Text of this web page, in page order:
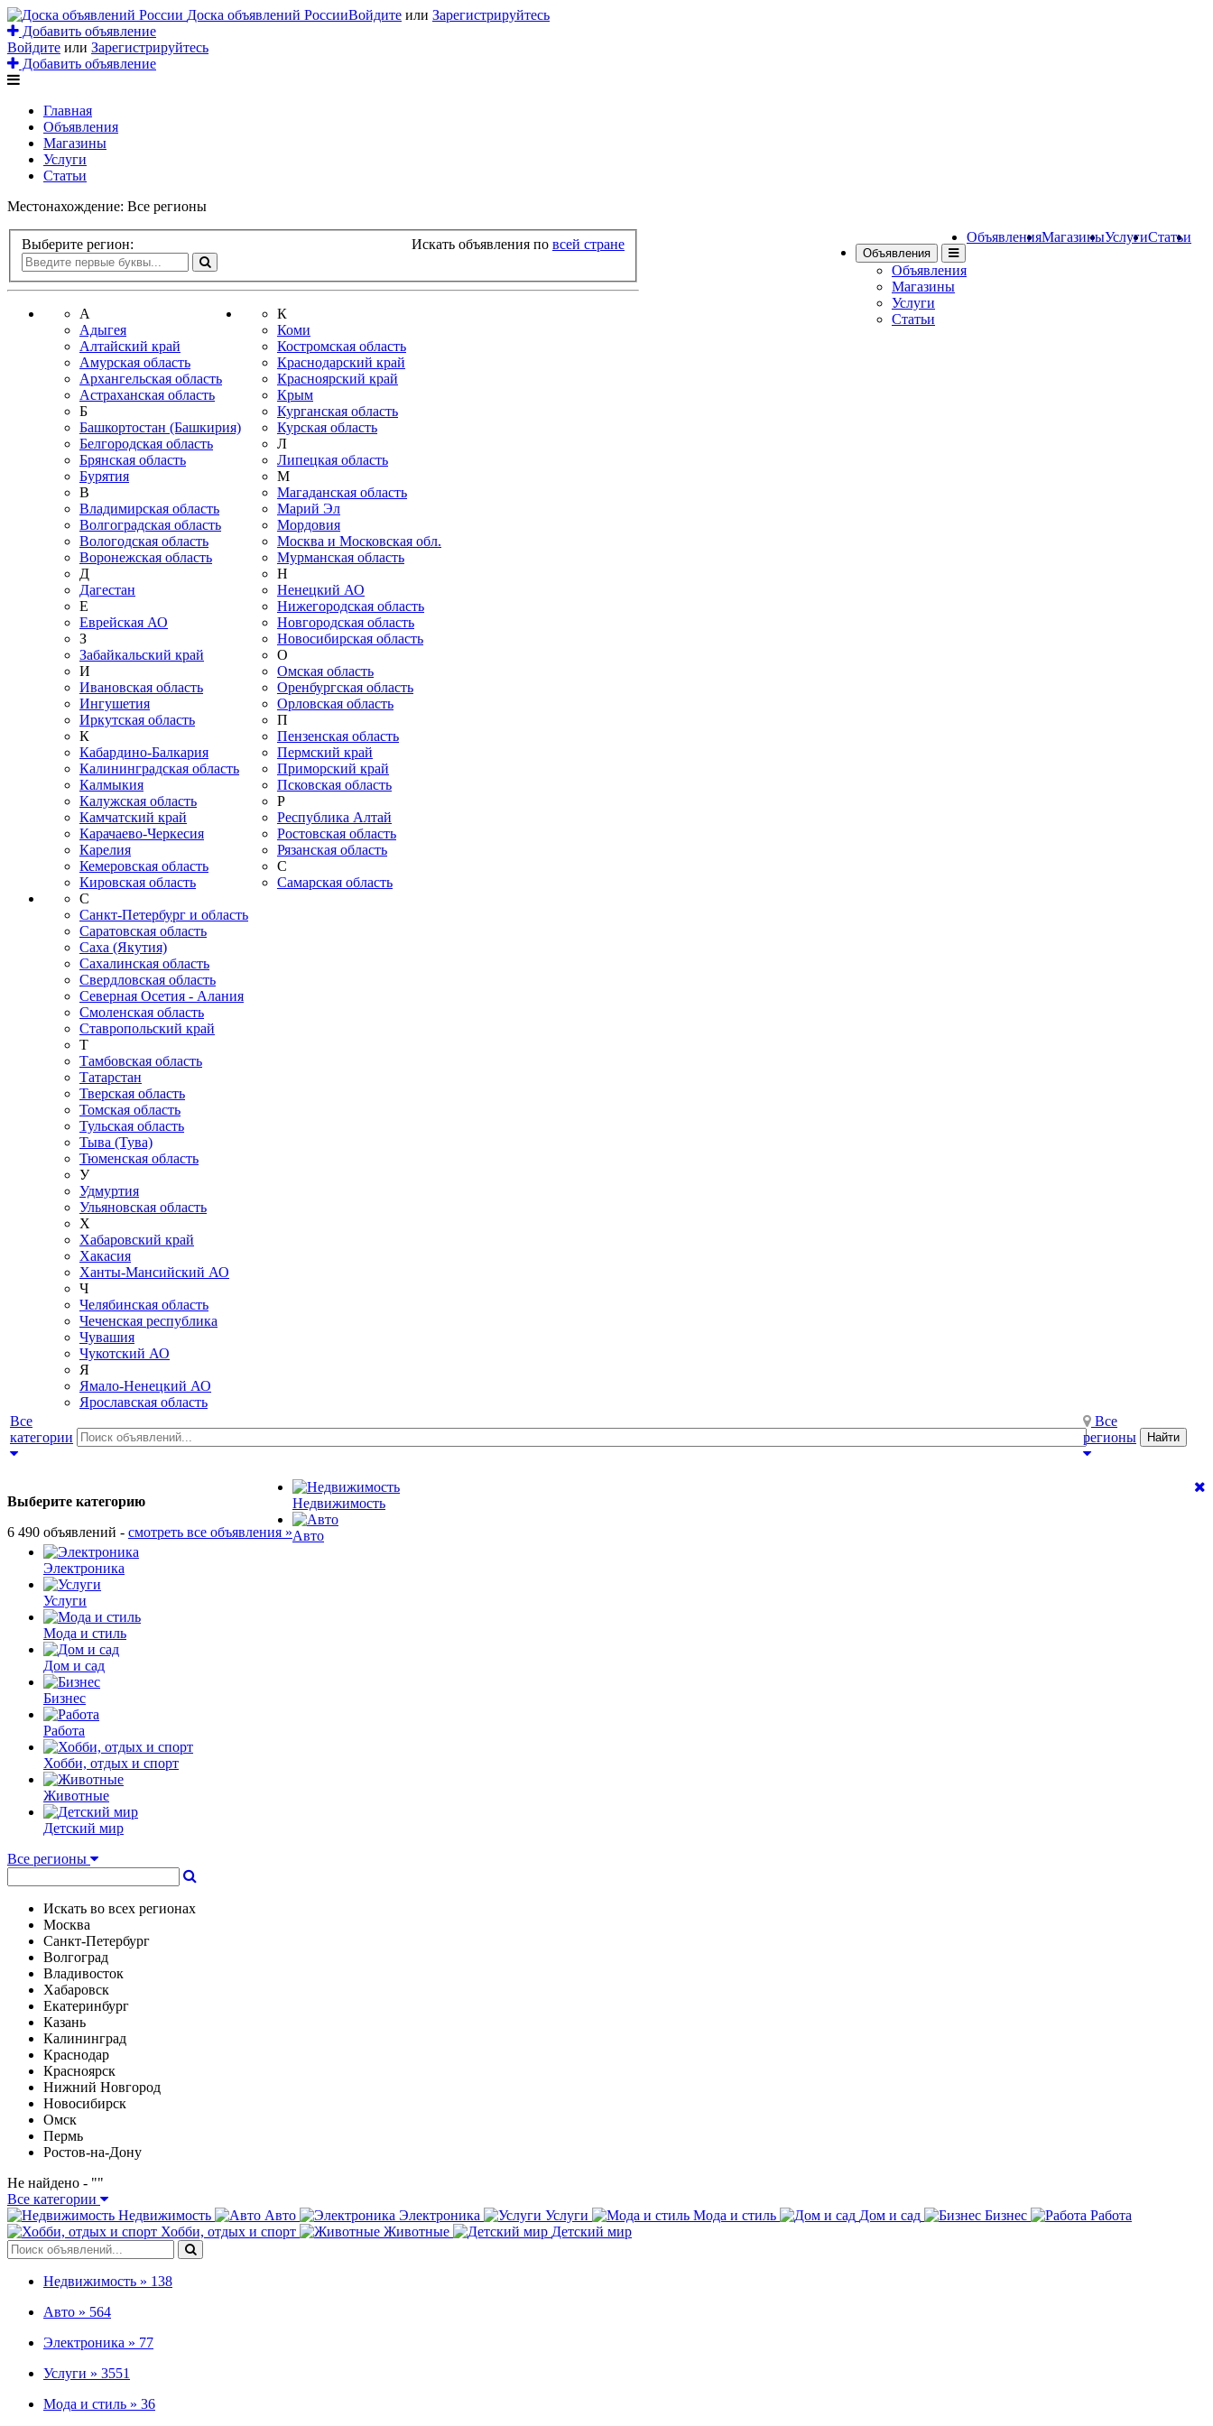
Доска объявлений РоссииВойдите или Зарегистрируйтесь
Добавить объявление
Войдите или Зарегистрируйтесь
Добавить объявление
Главная
Объявления
Магазины
Услуги
Статьи
Местонахождение: Все регионы
Статьи
Услуги
Магазины
Объявления
Объявления
Объявления
Магазины
Услуги
Статьи
Выберите регион: Искать объявления по всей стране
А
Адыгея
Алтайский край
Амурская область
Архангельская область
Астраханская область
Б
Башкортостан (Башкирия)
Белгородская область
Брянская область
Бурятия
В
Владимирская область
Волгоградская область
Вологодская область
Воронежская область
Д
Дагестан
Е
Еврейская АО
З
Забайкальский край
И
Ивановская область
Ингушетия
Иркутская область
К
Кабардино-Балкария
Калининградская область
Калмыкия
Калужская область
Камчатский край
Карачаево-Черкесия
Карелия
Кемеровская область
Кировская область
К
Коми
Костромская область
Краснодарский край
Красноярский край
Крым
Курганская область
Курская область
Л
Липецкая область
М
Магаданская область
Марий Эл
Мордовия
Москва и Московская обл.
Мурманская область
Н
Ненецкий АО
Нижегородская область
Новгородская область
Новосибирская область
О
Омская область
Оренбургская область
Орловская область
П
Пензенская область
Пермский край
Приморский край
Псковская область
Р
Республика Алтай
Ростовская область
Рязанская область
С
Самарская область
С
Санкт-Петербург и область
Саратовская область
Саха (Якутия)
Сахалинская область
Свердловская область
Северная Осетия - Алания
Смоленская область
Ставропольский край
Т
Тамбовская область
Татарстан
Тверская область
Томская область
Тульская область
Тыва (Тува)
Тюменская область
У
Удмуртия
Ульяновская область
Х
Хабаровский край
Хакасия
Ханты-Мансийский АО
Ч
Челябинская область
Чеченская республика
Чувашия
Чукотский АО
Я
Ямало-Ненецкий АО
Ярославская область
Все
категории
Все
регионы
Найти
Выберите категорию
6 490 объявлений - смотреть все объявления »
Недвижимость
Авто
Электроника
Услуги
Мода и стиль
Дом и сад
Бизнес
Работа
Хобби, отдых и спорт
Животные
Детский мир
Все регионы
Искать во всех регионах
Москва
Санкт-Петербург
Волгоград
Владивосток
Хабаровск
Екатеринбург
Казань
Калининград
Краснодар
Красноярск
Нижний Новгород
Новосибирск
Омск
Пермь
Ростов-на-Дону
Не найдено - ""
Все категории
Недвижимость
Авто Электроника Услуги Мода и стиль Дом и сад Бизнес
Работа
Хобби, отдых и спорт
Животные Детский мир
Недвижимость » 138
Авто » 564
Электроника » 77
Услуги » 3551
Мода и стиль » 36